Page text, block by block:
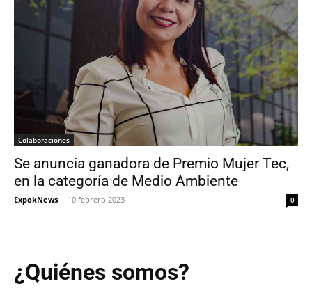
Colaboraciones
Se anuncia ganadora de Premio Mujer Tec,
en la categoría de Medio Ambiente
ExpokNews - 10 febrero 2023 0
¿Quiénes somos?